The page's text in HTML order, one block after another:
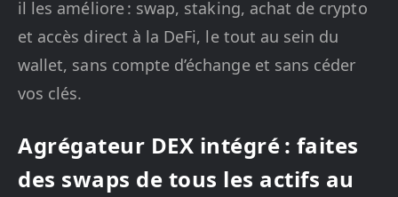
il les améliore : swap, staking, achat de crypto
et accès direct à la DeFi, le tout au sein du
wallet, sans compte d’échange et sans céder
vos clés.
Agrégateur DEX intégré : faites
des swaps de tous les actifs au